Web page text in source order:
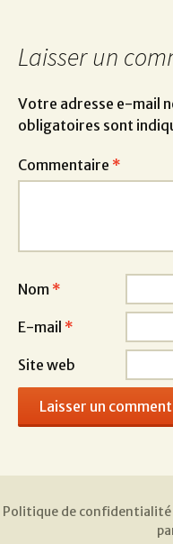
Laisser un
Votre adresse e-mail
obligatoires sont
Commentaire *
Nom *
E-mail *
Site web
Politique de confidentialité